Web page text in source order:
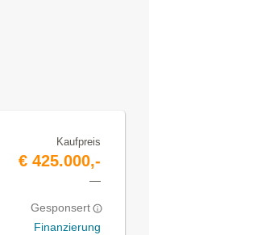
Kaufpreis
€ 425.000,-
—
Gesponsert
Finanzierung